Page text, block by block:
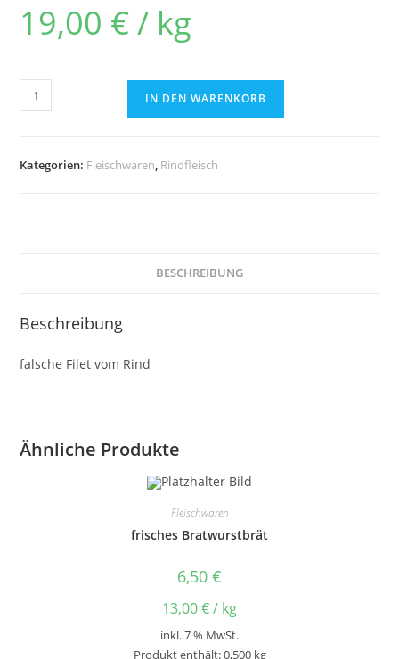
19,00 € / kg
IN DEN WARENKORB
Kategorien: Fleischwaren, Rindfleisch
BESCHREIBUNG
Beschreibung
falsche Filet vom Rind
Ähnliche Produkte
Fleischwaren
frisches Bratwurstbrät
6,50 €
13,00€/ kg
inkl. 7 % MwSt.
Produkt enthält: 0,500 kg